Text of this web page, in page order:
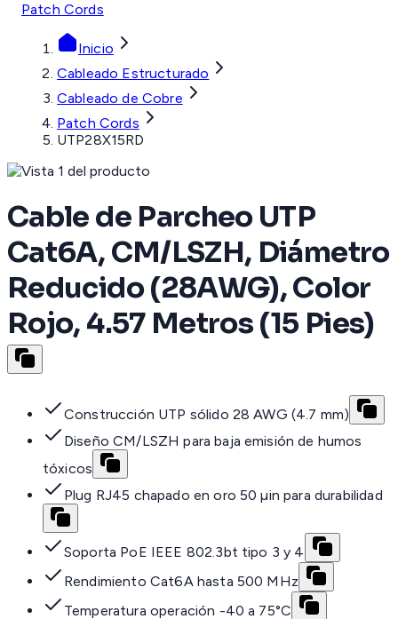
Patch Cords
Inicio
Cableado Estructurado
Cableado de Cobre
Patch Cords
UTP28X15RD
Cable de Parcheo UTP
Cat6A, CM/LSZH, Diámetro
Reducido (28AWG), Color
Rojo, 4.57 Metros (15 Pies)
Construcción UTP sólido 28 AWG (4.7 mm)
Diseño CM/LSZH para baja emisión de humos
tóxicos
Plug RJ45 chapado en oro 50 µin para durabilidad
Soporta PoE IEEE 802.3bt tipo 3 y 4
Rendimiento Cat6A hasta 500 MHz
Temperatura operación -40 a 75°C